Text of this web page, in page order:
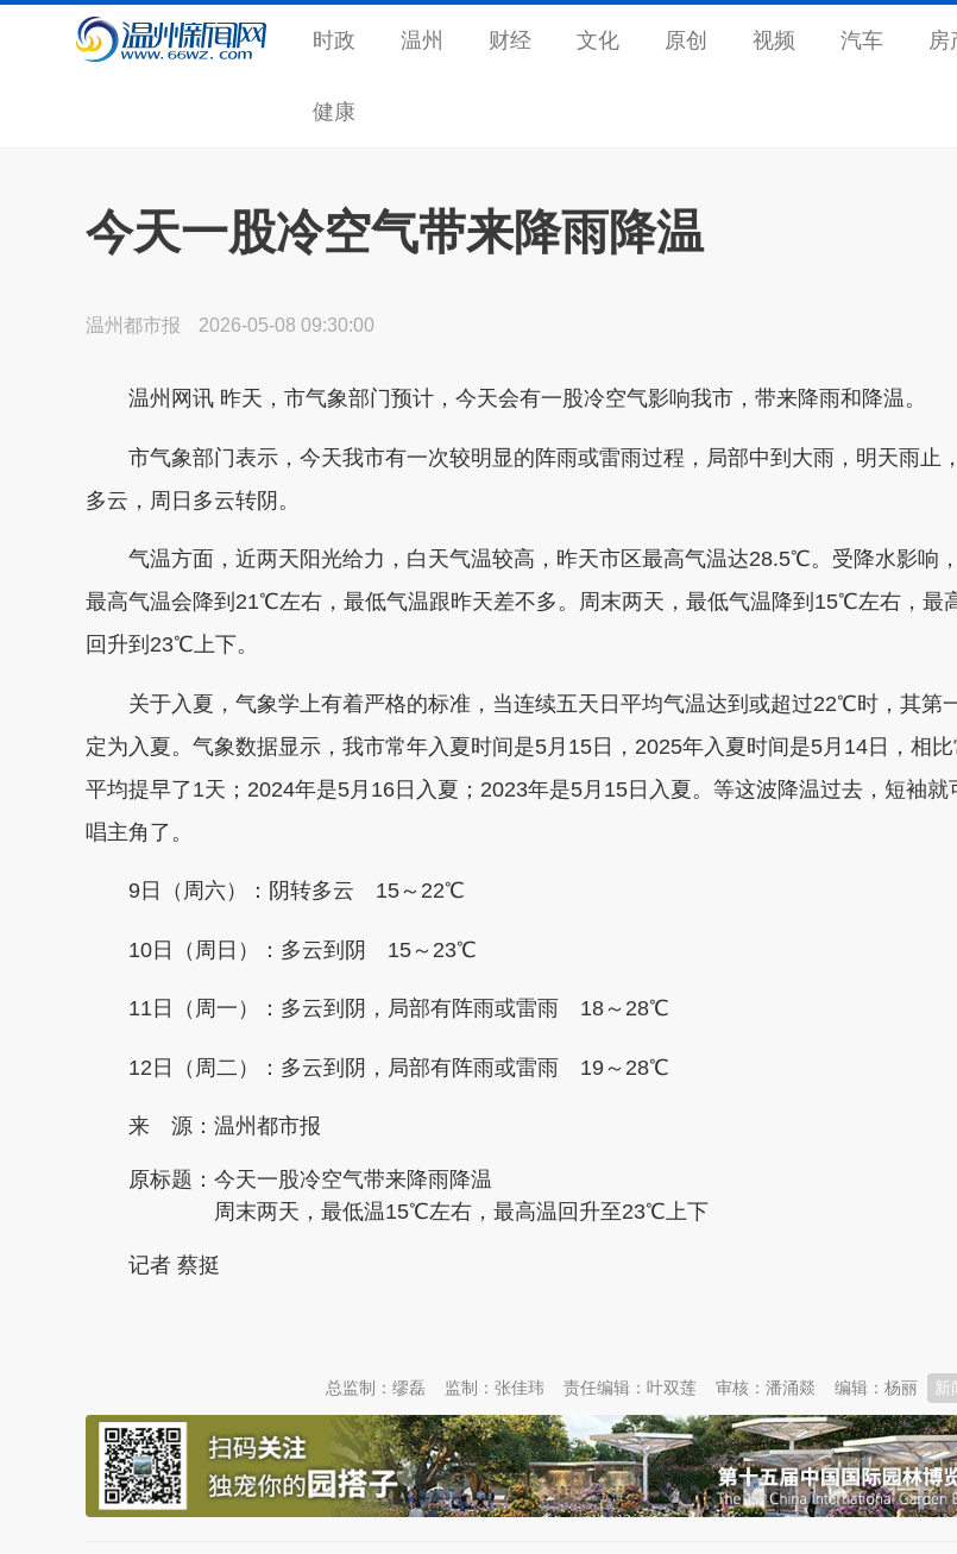
时政 温州 财经 文化 原创 视频 汽车 房
健康
今天一股冷空气带来降雨降温
温州都市报 2026-05-08 09:30:00
温州网讯 昨天，市气象部门预计，今天会有一股冷空气影响我市，带来降雨和降温。
市气象部门表示，今天我市有一次较明显的阵雨或雷雨过程，局部中到大雨，明天雨止
多云，周日多云转阴。
气温方面，近两天阳光给力，白天气温较高，昨天市区最高气温达28.5℃。受降水影响
最高气温会降到21℃左右，最低气温跟昨天差不多。周末两天，最低气温降到15℃左右，最
回升到23℃上下。
关于入夏，气象学上有着严格的标准，当连续五天日平均气温达到或超过22℃时，其第
定为入夏。气象数据显示，我市常年入夏时间是5月15日，2025年入夏时间是5月14日，相
平均提早了1天；2024年是5月16日入夏；2023年是5月15日入夏。等这波降温过去，短袖就
唱主角了。
9日（周六）：阴转多云 15～22℃
10日（周日）：多云到阴 15～23℃
11日（周一）：多云到阴，局部有阵雨或雷雨 18～28℃
12日（周二）：多云到阴，局部有阵雨或雷雨 19～28℃
来 源：温州都市报
原标题： 今天一股冷空气带来降雨降温
周末两天，最低温15℃左右，最高温回升至23℃上下
记者 蔡挺
新
编辑：杨丽
审核：潘涌燚
责任编辑：叶双莲
监制：张佳玮
总监制：缪磊